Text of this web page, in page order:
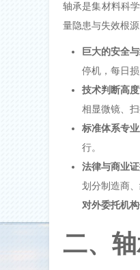
轴承是集材料科
量隐患与失效根
巨大的安全
停机，每日损
技术判断高度
相显微镜、
标准体系专业
行。
法律与商业
划分制造商
对外委托机
二、